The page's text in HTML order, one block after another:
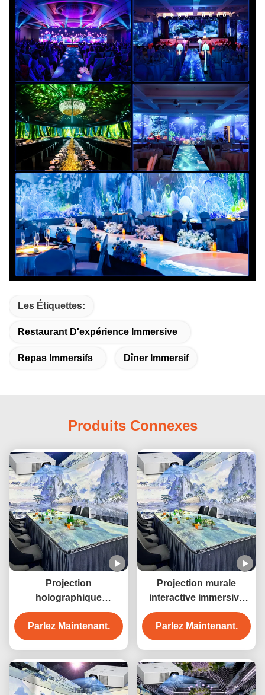
Les Étiquettes:
Restaurant D'expérience Immersive
Repas Immersifs Dîner Immersif
Produits Connexes
Projection
holographique
immersive pour salle de
mariage, avec
cartographie 3D sur le
Parlez Maintenant.
Projection murale
interactive immersive
Aurores boréales
Système de projection
immersif pour salle de
immersive
Parlez Maintenant.